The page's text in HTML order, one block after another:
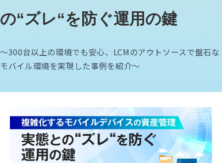
法人携帯お役立ち情報
セミナー・イベント情報
の“ズレ“を防ぐ運用の鍵
〜300台以上の環境でも安心、LCMのアウトソースで盤石な
モバイル環境を実現した事例を紹介～